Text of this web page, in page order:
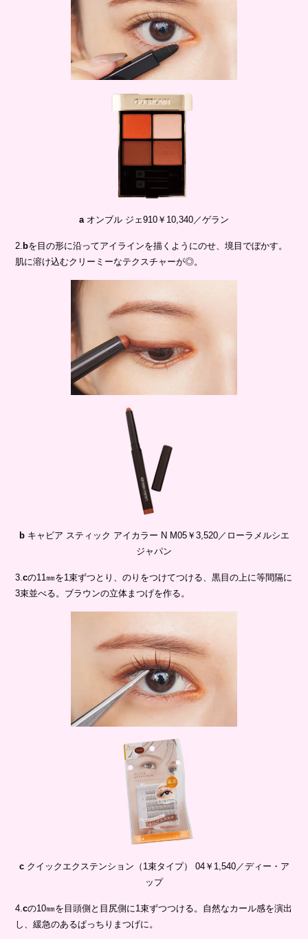
aオンブル ジェ910￥10,340／ゲラン
2. bを目の形に沿ってアイラインを描くようにのせ、境目でぼかす。
肌に溶け込むクリーミーなテクスチャーが◎。
bキャビア スティック アイカラー N M05￥3,520／ローラメルシエ
ジャパン
3.cの11㎜を1束ずつとり、のりをつけてつける、黒目の上に等間隔に
3束並べる。ブラウンの立体まつげを作る。
cクイックエクステンション（1束タイプ） 04￥1,540／ディー・ア
ップ
4.cの10㎜を目頭側と目尻側に1束ずつつける。自然なカール感を演出
し、緩急のあるぱっちりまつげに。